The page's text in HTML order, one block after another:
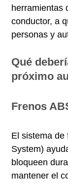
herramientas
conductor, a
personas y
Qué
próximo
Frenos
El sistema de
System)
bloqueen
mantener el